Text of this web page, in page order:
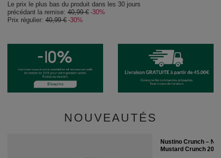
Le prix le plus bas du produit dans les 30 jours
précédant la remise: 40,99 € -30%
Prix régulier: 40,99 € -30%
NOUVEAUTÉS
Nustino Crunch –
Mustard Crunch 200